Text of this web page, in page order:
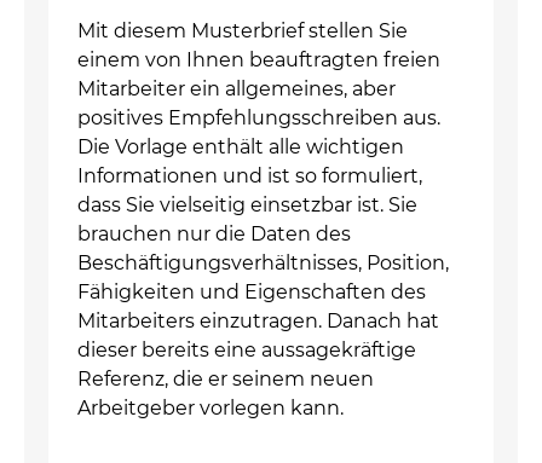
Mit diesem Musterbrief stellen Sie
einem von Ihnen beauftragten freien
Mitarbeiter ein allgemeines, aber
positives Empfehlungsschreiben aus.
Die Vorlage enthält alle wichtigen
Informationen und ist so formuliert,
dass Sie vielseitig einsetzbar ist. Sie
brauchen nur die Daten des
Beschäftigungsverhältnisses, Position,
Fähigkeiten und Eigenschaften des
Mitarbeiters einzutragen. Danach hat
dieser bereits eine aussagekräftige
Referenz, die er seinem neuen
Arbeitgeber vorlegen kann.